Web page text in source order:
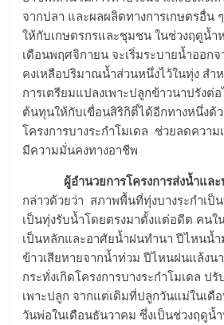
จากปลา และผลผลิตทางการเกษตรอื่น
ให้กับเกษตรกรและชุมชน ในช่วงฤดูน้ำ
เดือนพฤศจิกายน จะเริ่มระบายน้ำออกจ
คงเหลือปริมาณน้ำส่วนหนึ่งไว้ในทุ่ง สำ
การเตรียมแปลงเพาะปลูกข้าวนาปรังต่
ต้นทุนให้กับเขื่อนสิริกิติ์ได้อีกทางหนึ่งด้
โครงการบางระกำโมเดล ช่วยลดความ
มีความมั่นคงทางอาชีพ
ผู้อำนวยการโครงการส่งน้ำแล
กล่าวด้วยว่า สภาพพื้นที่ทุ่งบางระกำเป็
เป็นทุ่งรับน้ำโดยตรงมาตั้งแต่อดีต คน
เป็นหลักและอาศัยน้ำฝนทำนา ปีไหนน้
ข้าวเสียหายจากน้ำท่วม ปีไหนฝนแล้งน
กระทั่งเกิดโครงการบางระกำโมเดล ป
เพาะปลูก จากแต่เดิมที่ปลูกวันแม่ในเดื
วันพ่อในเดือนธันวาคม ซึ่งเป็นช่วงฤดูน้